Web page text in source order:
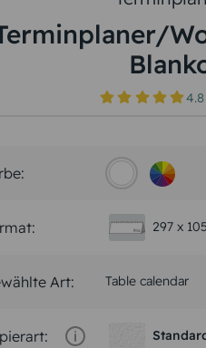
4.8
297 x
Art: Table calendar